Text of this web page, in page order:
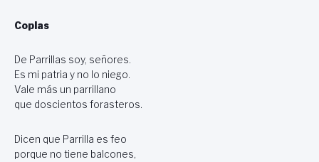
Coplas
De Parrillas soy, señores.
Es mi patria y no lo niego.
Vale más un parrillano
que doscientos forasteros.
Dicen que Parrilla es feo
porque no tiene balcones,